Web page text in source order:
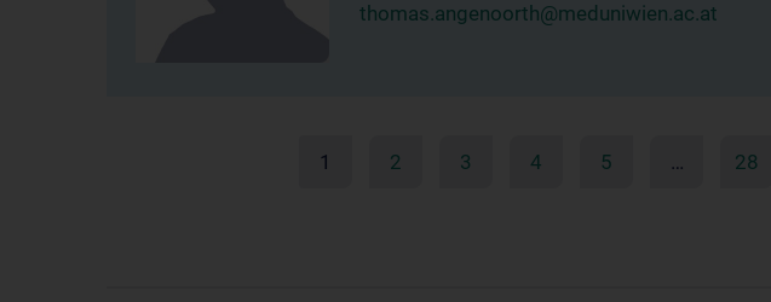
thomas.angenoorth@meduniwien.ac.at
1 2 3 4 5 … 28